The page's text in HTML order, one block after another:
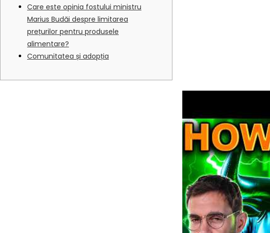
Care este opinia fostului ministru
Marius Budăi despre limitarea
prețurilor pentru produsele
alimentare?
Comunitatea și adopția